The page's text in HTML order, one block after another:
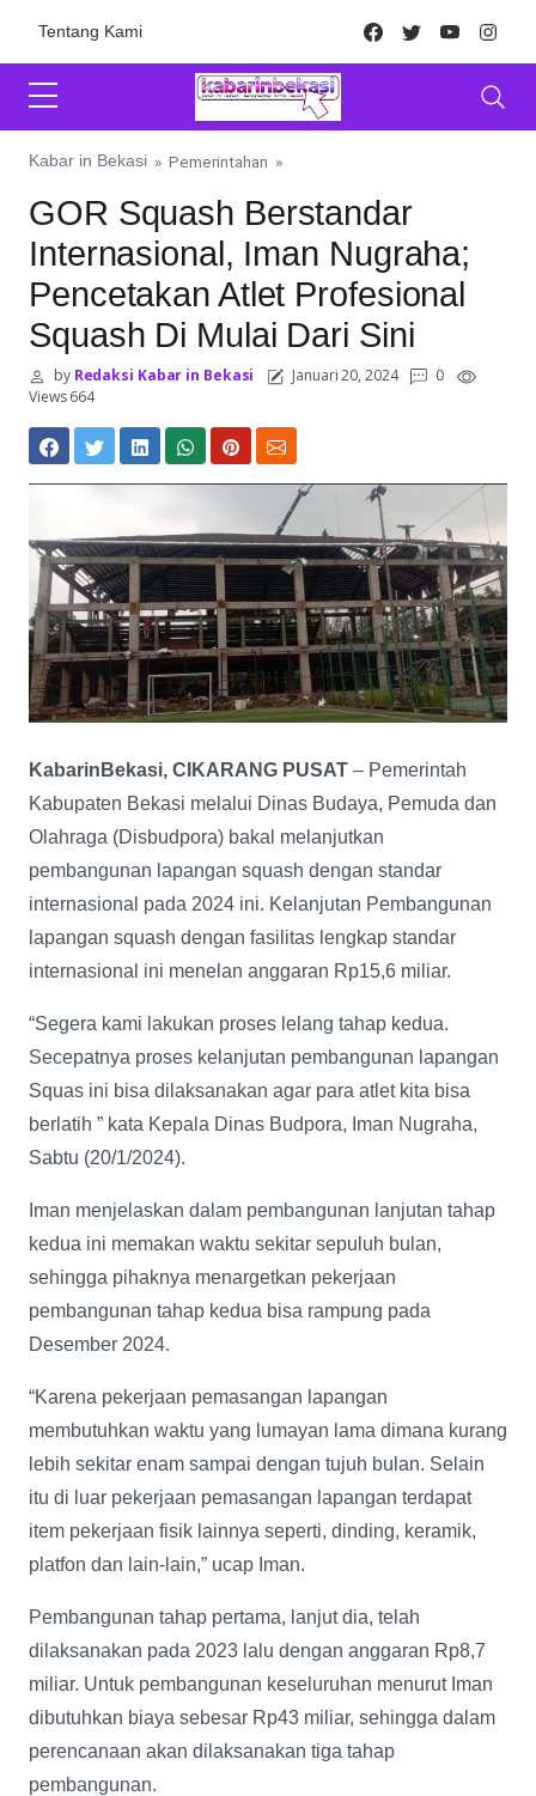
Tentang Kami Facebook
TwitterYoutube
Kabar in Bekasi » Pemerintahan »
GOR Squash Berstandar
Internasional, Iman Nugraha;
Pencetakan Atlet Profesional
Squash Di Mulai Dari Sini
byRedaksi Kabar in Bekasi Januari 20, 2024
0
Views 664
KabarinBekasi, CIKARANG PUSAT – Pemerintah
Kabupaten Bekasi melalui Dinas Budaya, Pemuda dan
Olahraga (Disbudpora) bakal melanjutkan
pembangunan lapangan squash dengan standar
internasional pada 2024 ini. Kelanjutan Pembangunan
lapangan squash dengan fasilitas lengkap standar
internasional ini menelan anggaran Rp15,6 miliar.
“Segera kami lakukan proses lelang tahap kedua.
Secepatnya proses kelanjutan pembangunan lapangan
Squas ini bisa dilaksanakan agar para atlet kita bisa
berlatih ” kata Kepala Dinas Budpora, Iman Nugraha,
Sabtu (20/1/2024).
Iman menjelaskan dalam pembangunan lanjutan tahap
kedua ini memakan waktu sekitar sepuluh bulan,
sehingga pihaknya menargetkan pekerjaan
pembangunan tahap kedua bisa rampung pada
Desember 2024.
“Karena pekerjaan pemasangan lapangan
membutuhkan waktu yang lumayan lama dimana kurang
lebih sekitar enam sampai dengan tujuh bulan. Selain
itu di luar pekerjaan pemasangan lapangan terdapat
item pekerjaan fisik lainnya seperti, dinding, keramik,
platfon dan lain-lain,” ucap Iman.
Pembangunan tahap pertama, lanjut dia, telah
dilaksanakan pada 2023 lalu dengan anggaran Rp8,7
miliar. Untuk pembangunan keseluruhan menurut Iman
dibutuhkan biaya sebesar Rp43 miliar, sehingga dalam
perencanaan akan dilaksanakan tiga tahap
pembangunan.